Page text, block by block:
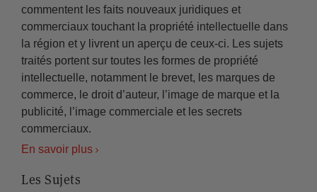
commentent les faits nouveaux juridiques et
commerciaux touchant la propriété intellectuelle dans
la région et y livrent un aperçu de ceux-ci. Les sujets
traités portent sur toutes les formes de propriété
intellectuelle, notamment le brevet, les marques de
commerce, le droit d’auteur, l’image de marque et la
publicité, l’image commerciale et les secrets
commerciaux.
En savoir plus
Les Sujets